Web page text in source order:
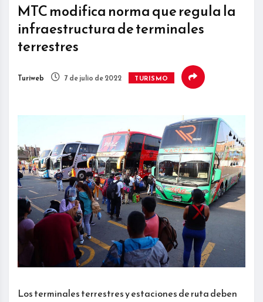
MTC modifica norma que regula la
infraestructura de terminales
terrestres
Turiweb 7 de julio de 2022 TURISMO
Los terminales terrestres y estaciones de ruta deben